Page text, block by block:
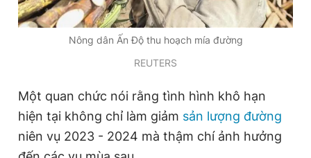
Hotline
0906 645 777
Liên hệ quảng cáo
0908 780 404
Nông dân Ấn Độ thu hoạch mía đường
REUTERS
Một quan chức nói rằng tình hình khô hạn
hiện tại không chỉ làm giảm sản lượng đường
niên vụ 2023 - 2024 mà thậm chí ảnh hưởng